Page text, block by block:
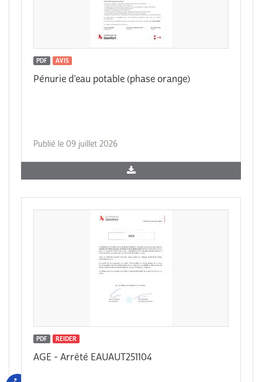
PDF AVIS
Pénurie d’eau potable (phase orange)
Publié le 09 juillet 2026
PDF REIDER
AGE - Arrêté EAUAUT251104